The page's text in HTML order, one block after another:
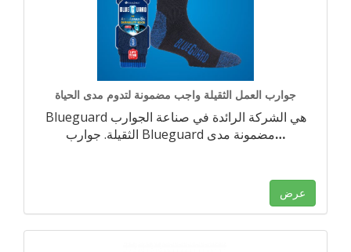
جوارب العمل الثقيلة واجب مضمونة لتدوم مدى الحياة
Blueguard هي الشركة الرائدة في صناعة الجوارب
الثقيلة. جوارب Blueguard مضمونة مدى…
عرض